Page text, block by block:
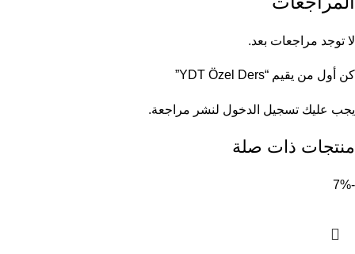
لا توجد مراجعات بعد.
كن أول من يقيم “YDT Özel Ders”
يجب عليك تسجيل الدخول لنشر مراجعة.
منتجات ذات صلة
-7%